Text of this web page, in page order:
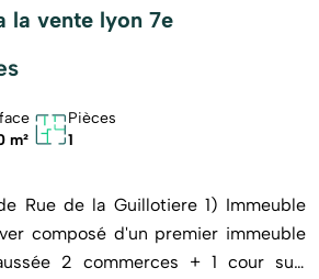
la vente lyon 7e
m²
Pièces
1
de la Guillotiere 1) Immeuble
composé d'un premier immeuble